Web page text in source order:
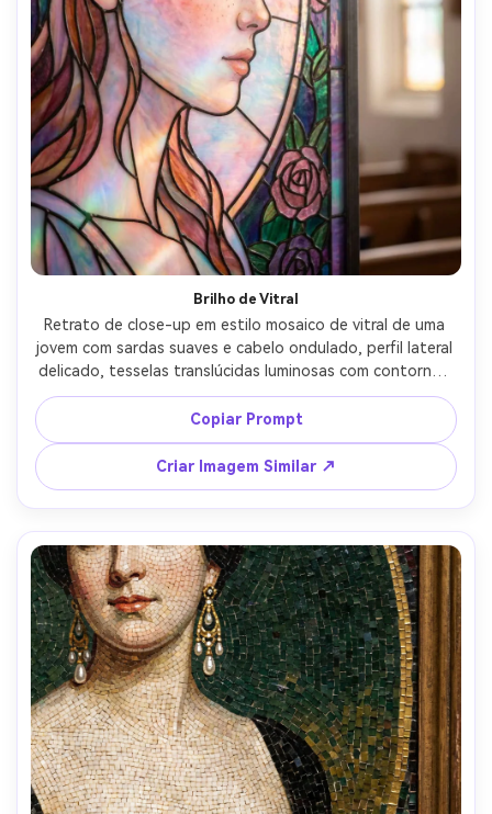
Brilho de Vitral
Retrato de close-up em estilo mosaico de vitral de uma
jovem com sardas suaves e cabelo ondulado, perfil lateral
delicado, tesselas translúcidas luminosas com contornos
de chumbo, gradientes pastel transformando em tons de
joia, efeito de luz radiante de janela, padrão de borda
floral de rosas, clima romântico e sonhador, refração de
vidro altamente detalhada, composição limpa com fundo
suave, lente 85mm, profundidade de campo rasa --ar 4:5
Copiar Prompt
Criar Imagem Similar ↗